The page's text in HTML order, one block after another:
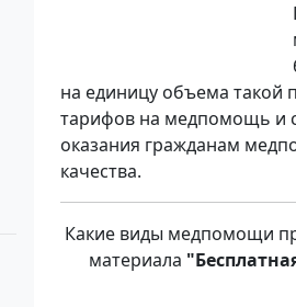
на единицу объема
тарифов на медпомощь и
оказания гражданам
качества.
Какие виды медпомощи
материала